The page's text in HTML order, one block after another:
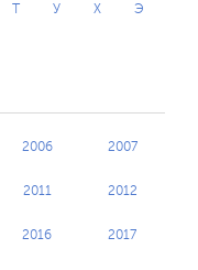
Т У Х Э
2006 2007
2011 2012
2016 2017